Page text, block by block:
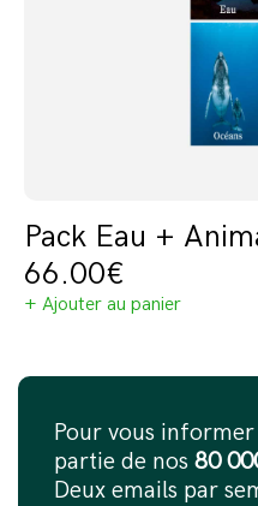
Pack Eau +
66.00€
+ Ajouter au panier
Pour vous
partie de nos 80
Deux emails par